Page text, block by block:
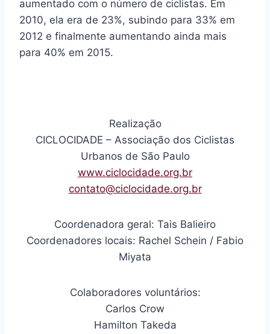
aumentado com o número de ciclistas. Em
2010, ela era de 23%, subindo para 33% em
2012 e finalmente aumentando ainda mais
para 40% em 2015.
Realização
CICLOCIDADE – Associação dos Ciclistas
Urbanos de São Paulo
www.ciclocidade.org.br
contato@ciclocidade.org.br
Coordenadora geral: Tais Balieiro
Coordenadores locais: Rachel Schein / Fabio
Miyata
Colaboradores voluntários:
Carlos Crow
Hamilton Takeda